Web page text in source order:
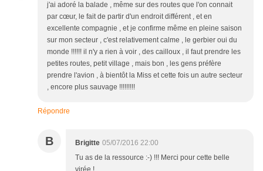
j'ai adoré la balade , même sur des routes que l'on connait
par cœur, le fait de partir d'un endroit différent , et en
excellente compagnie , et je confirme même en pleine saison
sur mon secteur , c'est relativement calme , le gerbier oui du
monde !!!!!! il n'y a rien à voir , des cailloux , il faut prendre les
petites routes, petit village , mais bon , les gens préfère
prendre l'avion , à bientôt la Miss et cette fois un autre secteur
, encore plus sauvage !!!!!!!!!
Répondre
B Brigitte 05/07/2016 22:00
Tu as de la ressource :-) !!! Merci pour cette belle
virée !